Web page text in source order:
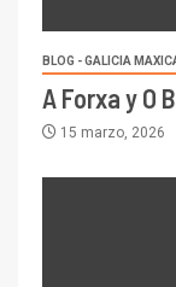
BLOG - GALICIA
A Forxa y O
15 marzo, 2026